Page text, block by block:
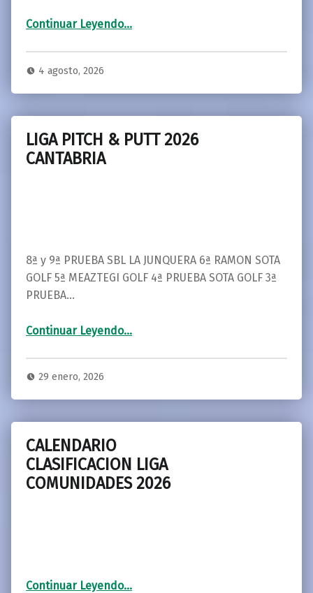
Continuar Leyendo…
4 agosto, 2026
LIGA PITCH & PUTT 2026
CANTABRIA
8ª y 9ª PRUEBA SBL LA JUNQUERA 6ª RAMON SOTA
GOLF 5ª MEAZTEGI GOLF 4ª PRUEBA SOTA GOLF 3ª
PRUEBA…
Continuar Leyendo“LIGA PITCH & PUTT 2026 CANTABRIA”
…
29 enero, 2026
CALENDARIO
CLASIFICACION LIGA
COMUNIDADES 2026
Continuar Leyendo…